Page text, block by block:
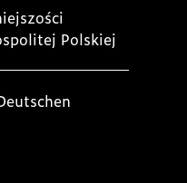
Polskiej